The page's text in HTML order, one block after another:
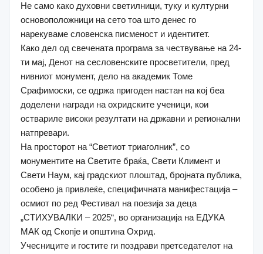
Не само како духовни светилници, туку и културни
основоположници на сето тоа што денес го
нарекуваме словенска писменост и идентитет.
Како дел од свечената програма за чествување на 24-
ти мај, Денот на сесловенските просветители, пред
нивниот монумент, дело на академик Томе
Срафимоски, се одржа пригоден настан на кој беа
доделени награди на охридските ученици, кои
оствариле високи резултати на државни и регионални
натпревари.
На просторот на “Светиот триаголник”, со
монументите на Светите браќа, Свети Климент и
Свети Наум, кај градскиот плоштад, бројната публика,
особено ја привлеќе, специфичната манифестација –
осмиот по ред Фестивал на поезија за деца
„СТИХУВАЛКИ – 2025“, во организација на ЕДУКА
МАК од Скопје и општина Охрид.
Учесниците и гостите ги поздрави претседателот на